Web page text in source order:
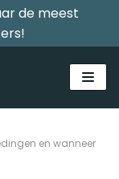
de meest
en wanneer